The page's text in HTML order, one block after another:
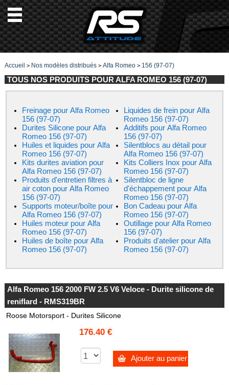
Accueil > Nos modèles distribués> Alfa Romeo> 156 (97-07)
TOUS NOS PRODUITS POUR ALFA ROMEO 156 (97-07)
Freinage pour Alfa Romeo
156 (97-07)
Durites Silicone pour Alfa
Romeo 156 (97-07)
Huiles et liquides pour Alfa
Romeo 156 (97-07)
Kits durites aviation pour
Alfa Romeo 156 (97-07)
Produits d'entretien filtres à
air coton pour Alfa Romeo
156 (97-07)
Supports moteur/boîte pour
Alfa Romeo 156 (97-07)
Huiles moteur pour Alfa
Romeo 156 (97-07)
Huiles de boîte pour Alfa
Romeo 156 (97-07)
Liquides de frein pour Alfa
Romeo 156 (97-07)
Additifs pour Alfa Romeo
156 (97-07)
Silentblocs au détail pour
Alfa Romeo 156 (97-07)
Kits Colliers Inox pour Alfa
Romeo 156 (97-07)
Silentbloc de ligne
d'échappement pour Alfa
Romeo 156 (97-07)
Bon Cadeau pour Alfa
Romeo 156 (97-07)
Outillage pour Alfa Romeo
156 (97-07)
Produits d'atelier pour Alfa
Romeo 156 (97-07)
Alfa Romeo 156 2000 FW 2.5 V6 Veloce - Durite silicone de
reniflard - RMS319BR
Roose Motorsport - Durites Silicone
176.40 €
Ajouter au panier